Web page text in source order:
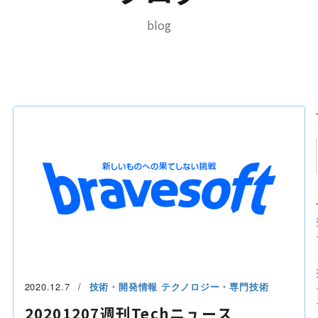
blog
2020.12.7 技術・開発情報 テクノロジー・専門技術
20201207週刊Techニュース